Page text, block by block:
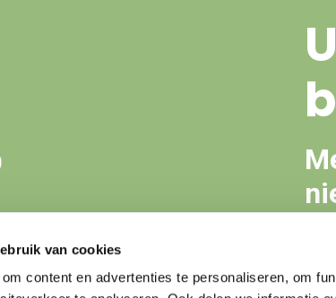
van cookies
content en advertenties te personaliseren, om